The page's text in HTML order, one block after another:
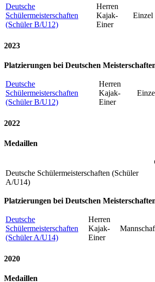
Deutsche
Schülermeisterschaften
(Schüler B/U12)
Herren
Kajak-
Einer
Einzel
2023
Platzierungen bei Deutschen
Deutsche
Schülermeisterschaften
(Schüler B/U12)
Herren
Kajak-
Einer
2022
Medaillen
Deutsche Schülermeisterschaften (Schüler
A/U14)
Platzierungen bei Deutschen
Deutsche
Schülermeisterschaften
(Schüler A/U14)
Herren
Kajak-
Einer
2020
Medaillen